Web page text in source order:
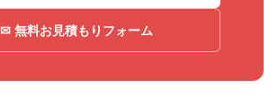
✉ 無料お見積もりフォーム